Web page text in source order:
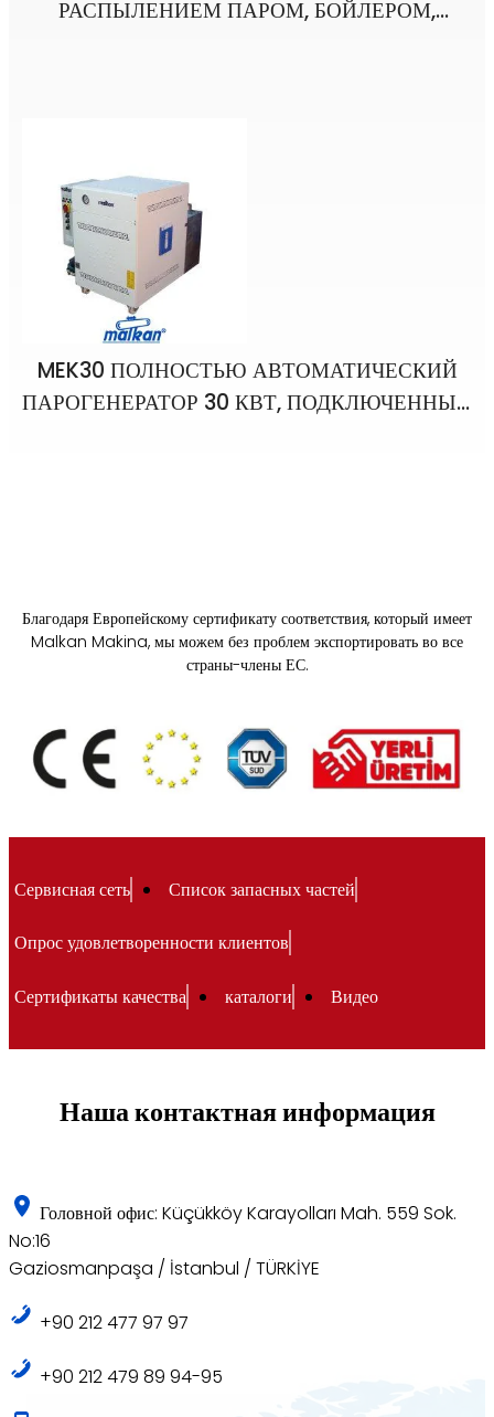
РАСПЫЛЕНИЕМ ПАРОМ, БОЙЛЕРОМ,
MEK30 ПОЛНОСТЬЮ АВТОМАТИЧЕСКИЙ
ПАРОГЕНЕРАТОР 30 КВТ, ПОДКЛЮЧЕННЫЙ
Благодаря Европейскому сертификату соответствия, который имеет
Malkan Makina, мы можем без проблем экспортировать во все
страны-члены ЕС.
Сервисная сеть Список запасных частей
Опрос удовлетворенности клиентов
Сертификаты качества каталоги Видео
Наша контактная информация
Головной офис: Küçükköy Karayolları Mah. 559 Sok.
No:16
Gaziosmanpaşa / İstanbul / TÜRKİYE
+90 212 477 97 97
+90 212 479 89 94-95